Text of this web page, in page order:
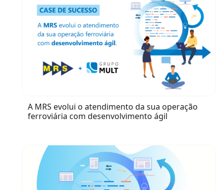
A MRS evolui o atendimento da sua operação
ferroviária com desenvolvimento ágil